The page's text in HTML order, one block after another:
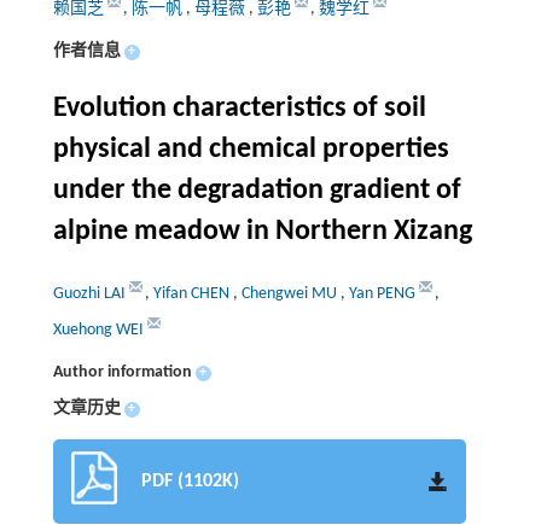
赖国芝 , 陈一帆 , 母程薇 , 彭艳 , 魏学红
作者信息 +
Evolution characteristics of soil
physical and chemical properties
under the degradation gradient of
alpine meadow in Northern Xizang
Guozhi LAI , Yifan CHEN , Chengwei MU , Yan PENG
,
Xuehong WEI
Author information +
文章历史 +
PDF (1102K)